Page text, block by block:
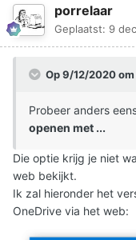
porrelaar
Geplaatst: 9
Op 9/12/2020
Probeer anders
openen met ...
Die optie krijg je niet
web bekijkt.
Ik zal hieronder het
OneDrive via het web: